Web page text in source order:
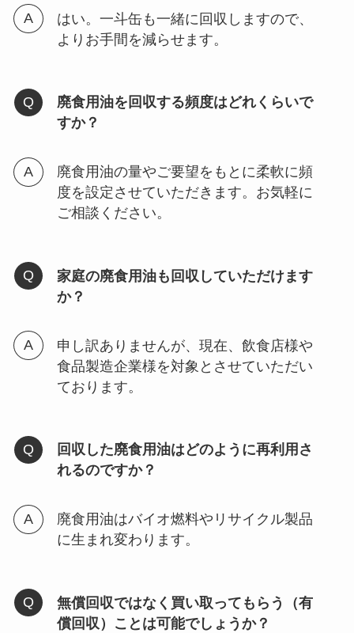
はい。一斗缶も一緒に回収しますので、
よりお手間を減らせます。
廃食用油を回収する頻度はどれくらいで
すか？
廃食用油の量やご要望をもとに柔軟に頻
度を設定させていただきます。お気軽に
ご相談ください。
家庭の廃食用油も回収していただけます
か？
申し訳ありませんが、現在、飲食店様や
食品製造企業様を対象とさせていただい
ております。
回収した廃食用油はどのように再利用さ
れるのですか？
廃食用油はバイオ燃料やリサイクル製品
に生まれ変わります。
無償回収ではなく買い取ってもらう（有
償回収）ことは可能でしょうか？